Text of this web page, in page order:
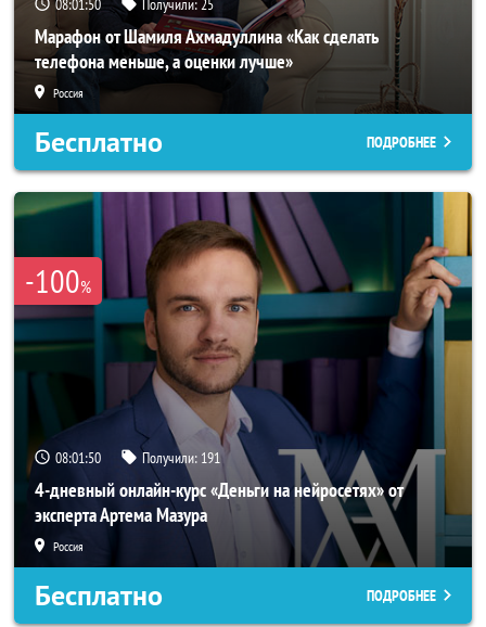
08:01:48 Получили:25
Марафон от Шамиля Ахмадуллина «Как сделать
телефона меньше, а оценки лучше»
Россия
Бесплатно ПОДРОБНЕЕ
-100%
08:01:48 Получили: 191
4-дневный онлайн-курс «Деньги на нейросетях» от
эксперта Артема Мазура
Россия
Бесплатно ПОДРОБНЕЕ